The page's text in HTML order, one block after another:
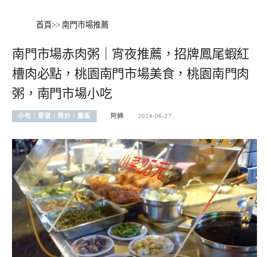
首頁>> 南門市場推薦
南門市場赤肉粥｜宵夜推薦，招牌鳳尾蝦紅
槽肉必點，桃園南門市場美食，桃園南門肉
粥，南門市場小吃
小吃︱便當︱熱炒︱攤販 阿綿 2024-06-27